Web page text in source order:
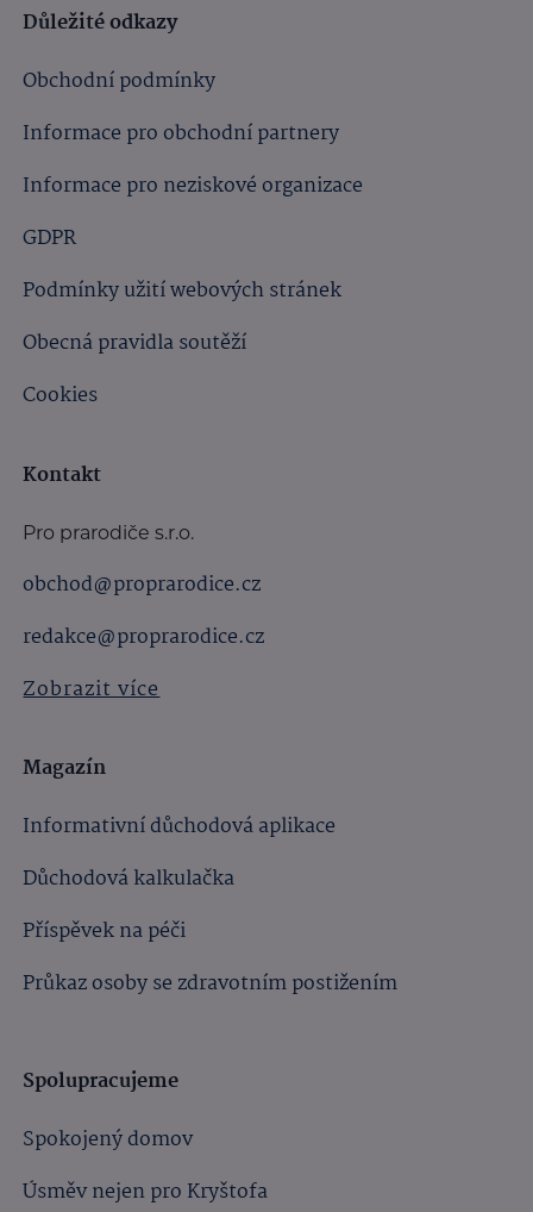
Důležité odkazy
Obchodní podmínky
Informace pro obchodní partnery
Informace pro neziskové organizace
GDPR
Podmínky užití webových stránek
Obecná pravidla soutěží
Cookies
Kontakt
Pro prarodiče s.r.o.
obchod@proprarodice.cz
redakce@proprarodice.cz
Zobrazit více
Magazín
Informativní důchodová aplikace
Důchodová kalkulačka
Příspěvek na péči
Průkaz osoby se zdravotním postižením
Spolupracujeme
Spokojený domov
Úsměv nejen pro Kryštofa